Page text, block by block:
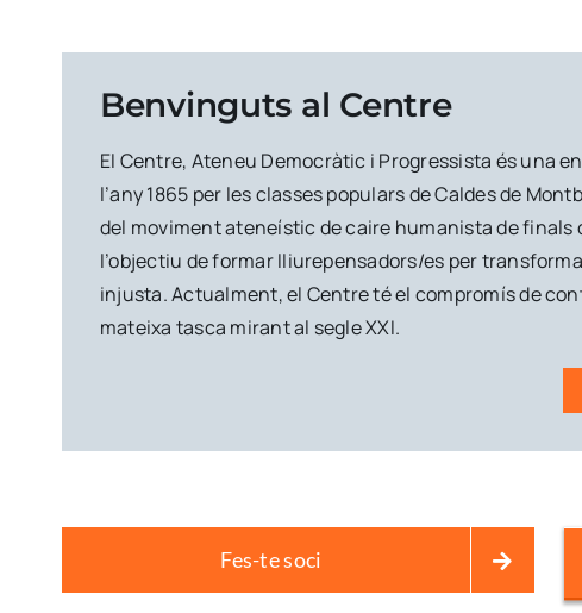
Benvinguts al Centre
El Centre, Ateneu Democràtic i Progressista és una
l’any 1865 per les classes populars de Caldes de
del moviment ateneístic de caire humanista de finals
l’objectiu de formar lliurepensadors/es per
injusta. Actualment, el Centre té el compromís de
mateixa tasca mirant al segle XXI.
Fes-te soci